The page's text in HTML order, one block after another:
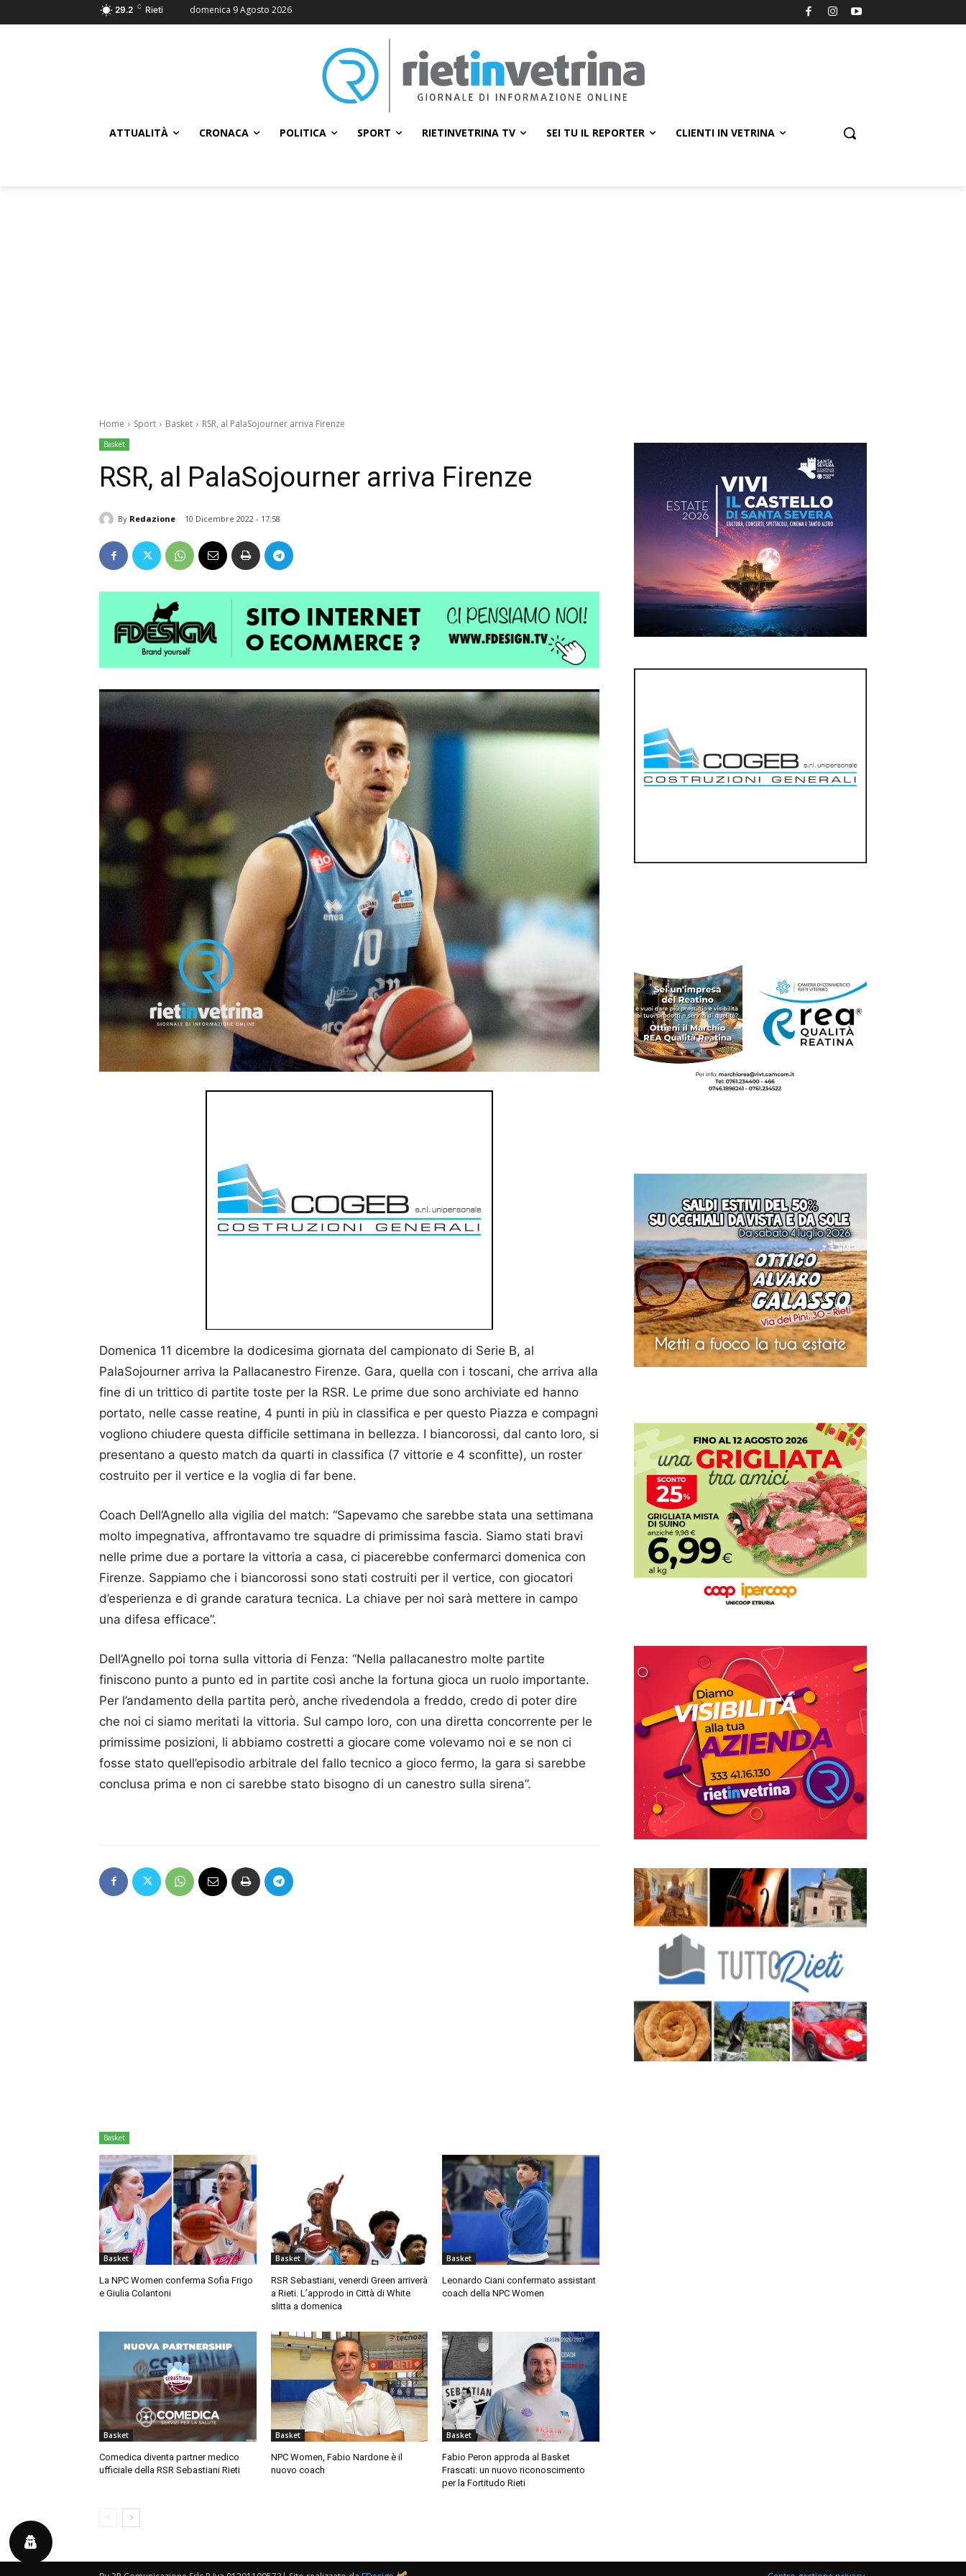
29.2 C Rieti domenica 9 Agosto 2026
ATTUALITÀ CRONACA POLITICA SPORT RIETINVETRINA TV SEI TU IL REPORTER CLIENTI IN VETRINA
Home Sport Basket RSR, al PalaSojourner arriva Firenze
Basket
RSR, al PalaSojourner arriva Firenze
By Redazione 10 Dicembre 2022 - 17:58
Domenica 11 dicembre la dodicesima giornata del campionato di Serie B, al
PalaSojourner arriva la Pallacanestro Firenze. Gara, quella con i toscani, che arriva alla
fine di un trittico di partite toste per la RSR. Le prime due sono archiviate ed hanno
portato, nelle casse reatine, 4 punti in più in classifica e per questo Piazza e compagni
vogliono chiudere questa difficile settimana in bellezza. I biancorossi, dal canto loro, si
presentano a questo match da quarti in classifica (7 vittorie e 4 sconfitte), un roster
costruito per il vertice e la voglia di far bene.
Coach Dell’Agnello alla vigilia del match: “Sapevamo che sarebbe stata una settimana
molto impegnativa, affrontavamo tre squadre di primissima fascia. Siamo stati bravi
nelle prime due a portare la vittoria a casa, ci piacerebbe confermarci domenica con
Firenze. Sappiamo che i biancorossi sono stati costruiti per il vertice, con giocatori
d’esperienza e di grande caratura tecnica. La chiave per noi sarà mettere in campo
una difesa efficace”.
Dell’Agnello poi torna sulla vittoria di Fenza: “Nella pallacanestro molte partite
finiscono punto a punto ed in partite così anche la fortuna gioca un ruolo importante.
Per l’andamento della partita però, anche rivedendola a freddo, credo di poter dire
che noi ci siamo meritati la vittoria. Sul campo loro, con una diretta concorrente per le
primissime posizioni, li abbiamo costretti a giocare come volevamo noi e se non ci
fosse stato quell’episodio arbitrale del fallo tecnico a gioco fermo, la gara si sarebbe
conclusa prima e non ci sarebbe stato bisogno di un canestro sulla sirena”.
Basket
Basket
La NPC Women conferma Sofia Frigo
e Giulia Colantoni
Basket
RSR Sebastiani, venerdi Green arriverà
a Rieti. L’approdo in Città di White
slitta a domenica
Basket
Leonardo Ciani confermato assistant
coach della NPC Women
Basket
Comedica diventa partner medico
ufficiale della RSR Sebastiani Rieti
Basket
NPC Women, Fabio Nardone è il
nuovo coach
Basket
Fabio Peron approda al Basket
Frascati: un nuovo riconoscimento
per la Fortitudo Rieti